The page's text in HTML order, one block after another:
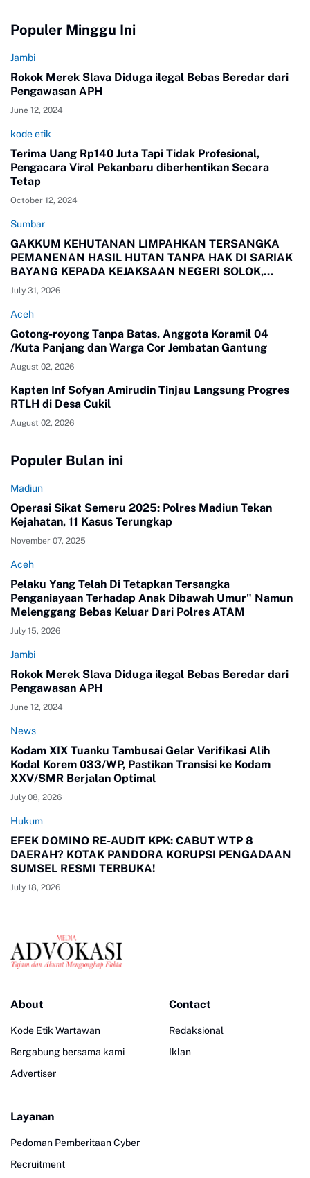
Populer Minggu Ini
Jambi
Rokok Merek Slava Diduga ilegal Bebas Beredar dari
Pengawasan APH
June 12, 2024
kode etik
Terima Uang Rp140 Juta Tapi Tidak Profesional,
Pengacara Viral Pekanbaru diberhentikan Secara
Tetap
October 12, 2024
Sumbar
GAKKUM KEHUTANAN LIMPAHKAN TERSANGKA
PEMANENAN HASIL HUTAN TANPA HAK DI SARIAK
BAYANG KEPADA KEJAKSAAN NEGERI SOLOK,
SUMBAR
July 31, 2026
Aceh
Gotong-royong Tanpa Batas, Anggota Koramil 04
/Kuta Panjang dan Warga Cor Jembatan Gantung
August 02, 2026
Kapten Inf Sofyan Amirudin Tinjau Langsung Progres
RTLH di Desa Cukil
August 02, 2026
Populer Bulan ini
Madiun
Operasi Sikat Semeru 2025: Polres Madiun Tekan
Kejahatan, 11 Kasus Terungkap
November 07, 2025
Aceh
Pelaku Yang Telah Di Tetapkan Tersangka
Penganiayaan Terhadap Anak Dibawah Umur" Namun
Melenggang Bebas Keluar Dari Polres ATAM
July 15, 2026
Jambi
Rokok Merek Slava Diduga ilegal Bebas Beredar dari
Pengawasan APH
June 12, 2024
News
Kodam XIX Tuanku Tambusai Gelar Verifikasi Alih
Kodal Korem 033/WP, Pastikan Transisi ke Kodam
XXV/SMR Berjalan Optimal
July 08, 2026
Hukum
EFEK DOMINO RE-AUDIT KPK: CABUT WTP 8
DAERAH? KOTAK PANDORA KORUPSI PENGADAAN
SUMSEL RESMI TERBUKA!
July 18, 2026
About
Kode Etik Wartawan
Bergabung bersama kami
Advertiser
Contact
Redaksional
Iklan
Layanan
Pedoman Pemberitaan Cyber
Recruitment